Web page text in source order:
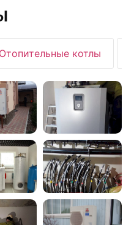
Отопительные котлы